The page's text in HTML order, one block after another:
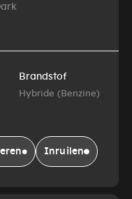
Brandstof
Hybride (Benzine)
Inruilen